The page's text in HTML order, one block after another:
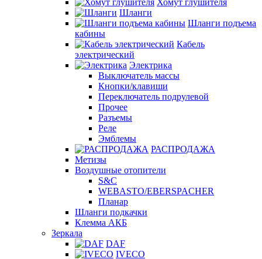
Хомут глушителя
Шланги
Шланги подъема
кабины
Кабель
электрический
Электрика
Выключатель массы
Кнопки/клавиши
Переключатель подрулевой
Прочее
Разъемы
Реле
Эмблемы
РАСПРОДАЖА
Метизы
Воздушные отопители
S&C
WEBASTO/EBERSPACHER
Планар
Шланги подкачки
Клемма АКБ
Зеркала
DAF
IVECO